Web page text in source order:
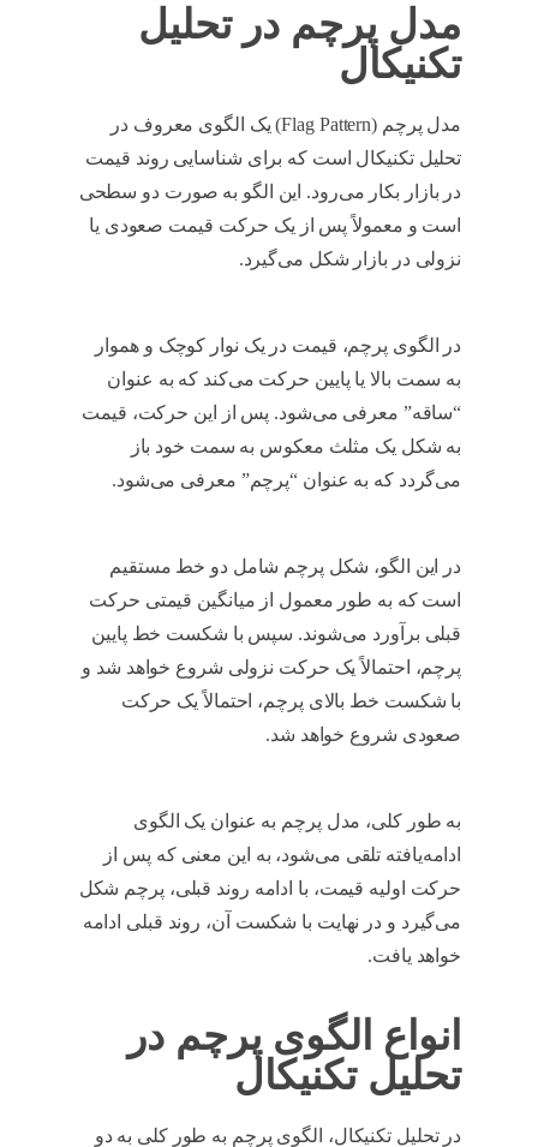
مدل پرچم در تحلیل
تکنیکال
مدل پرچم (Flag Pattern) یک الگوی معروف در
تحلیل تکنیکال است که برای شناسایی روند قیمت
در بازار بکار می‌رود. این الگو به صورت دو سطحی
است و معمولاً پس از یک حرکت قیمت صعودی یا
نزولی در بازار شکل می‌گیرد.
در الگوی پرچم، قیمت در یک نوار کوچک و هموار
به سمت بالا یا پایین حرکت می‌کند که به عنوان
“ساقه” معرفی می‌شود. پس از این حرکت، قیمت
به شکل یک مثلث معکوس به سمت خود باز
می‌گردد که به عنوان “پرچم” معرفی می‌شود.
در این الگو، شکل پرچم شامل دو خط مستقیم
است که به طور معمول از میانگین قیمتی حرکت
قبلی برآورد می‌شوند. سپس با شکست خط پایین
پرچم، احتمالاً یک حرکت نزولی شروع خواهد شد و
با شکست خط بالای پرچم، احتمالاً یک حرکت
صعودی شروع خواهد شد.
به طور کلی، مدل پرچم به عنوان یک الگوی
ادامه‌یافته تلقی می‌شود، به این معنی که پس از
حرکت اولیه قیمت، با ادامه روند قبلی، پرچم شکل
می‌گیرد و در نهایت با شکست آن، روند قبلی ادامه
خواهد یافت.
انواع الگوی پرچم در
تحلیل تکنیکال
در تحلیل تکنیکال، الگوی پرچم به طور کلی به دو